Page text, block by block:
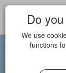
Do
We use
functions